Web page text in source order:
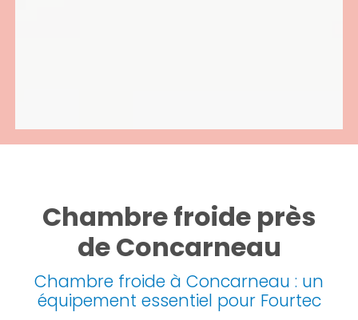
Chambre froide près
de Concarneau
Chambre froide à Concarneau : un
équipement essentiel pour Fourtec